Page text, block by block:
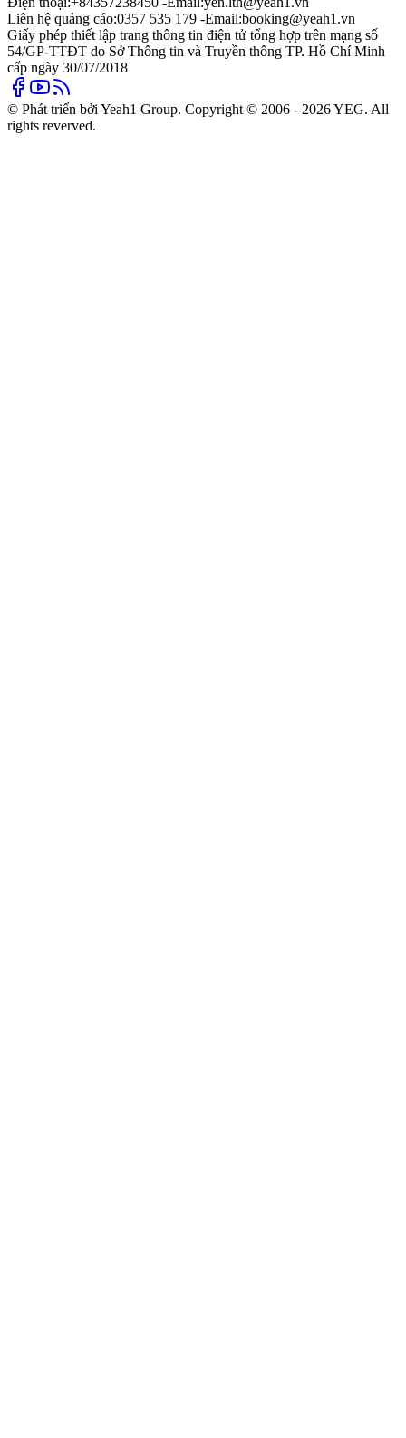
Liên hệ quảng cáo:0357 535 179 -Email:booking@yeah1.vn
Giấy phép thiết lập trang thông tin điện tử tổng hợp trên mạng số
54/GP-TTĐT do Sở Thông tin và Truyền thông TP. Hồ Chí Minh
cấp ngày 30/07/2018
© Phát triển bởi Yeah1 Group. Copyright © 2006 - 2026 YEG. All
rights reverved.